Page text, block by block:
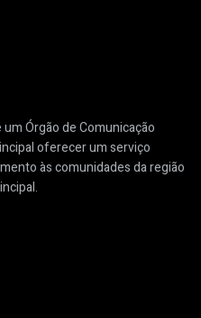
um Órgão de Comunicação
oferecer um serviço
às comunidades da região